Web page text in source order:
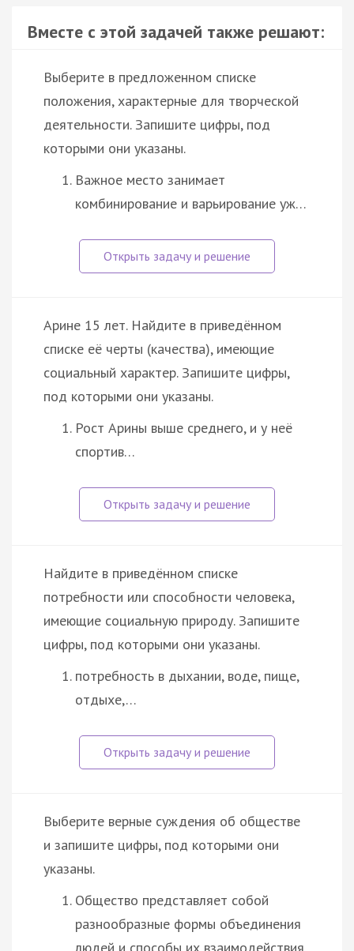
Вместе с этой задачей также решают:
Выберите в предложенном списке
положения, характерные для творческой
деятельности. Запишите цифры, под
которыми они указаны.
Важное место занимает
комбинирование и варьирование уж…
Арине 15 лет. Найдите в приведённом
списке её черты (качества), имеющие
социальный характер. Запишите цифры,
под которыми они указаны.
Рост Арины выше среднего, и у неё
спортив…
Найдите в приведённом списке
потребности или способности человека,
имеющие социальную природу. Запишите
цифры, под которыми они указаны.
потребность в дыхании, воде, пище,
отдыхе,…
Выберите верные суждения об обществе
и запишите цифры, под которыми они
указаны.
Общество представляет собой
разнообразные формы объединения
людей и способы их взаимодействия.